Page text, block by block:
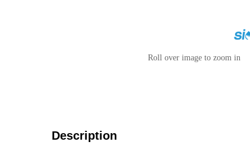
Roll over image to zoom in
Description